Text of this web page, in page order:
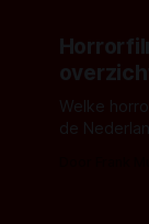
Welke
de